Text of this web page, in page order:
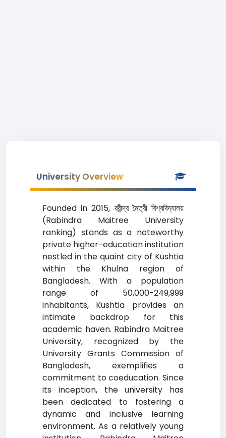
University Overview
Founded in 2015, রবীন্দ্র মৈত্রী বিশ্ববিদ্যালয়
(Rabindra Maitree University
ranking) stands as a noteworthy
private higher-education institution
nestled in the quaint city of Kushtia
within the Khulna region of
Bangladesh. With a population
range of 50,000-249,999
inhabitants, Kushtia provides an
intimate backdrop for this
academic haven. Rabindra Maitree
University, recognized by the
University Grants Commission of
Bangladesh, exemplifies a
commitment to coeducation. Since
its inception, the university has
been dedicated to fostering a
dynamic and inclusive learning
environment. As a relatively young